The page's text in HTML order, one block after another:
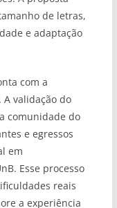
de letras,
e adaptação
com a
validação do
comunidade do
e egressos
em
Esse processo
reais
a experiência